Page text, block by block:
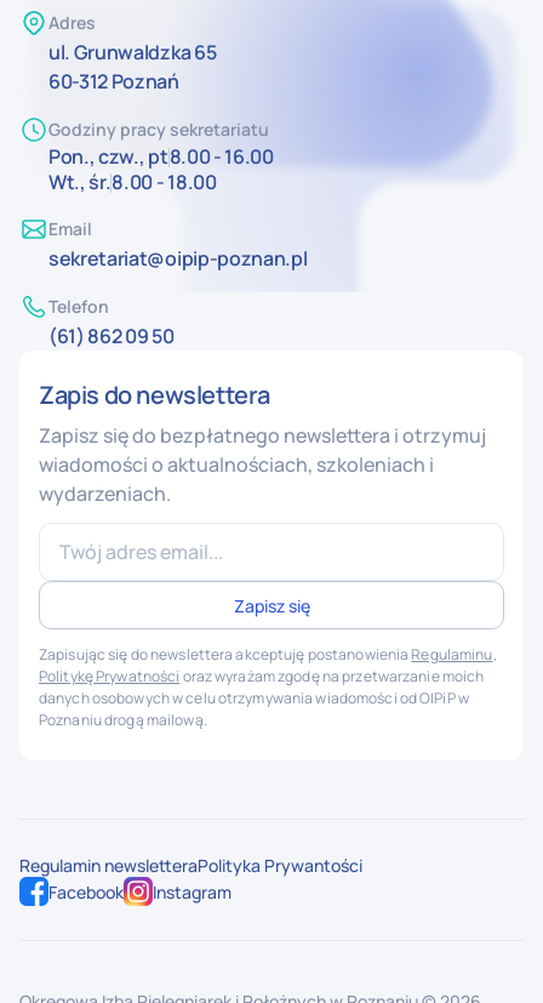
Adres
ul. Grunwaldzka 65
60-312 Poznań
Godziny pracy sekretariatu
Pon., czw., pt8.00 - 16.00
Wt., śr.8.00 - 18.00
Email
sekretariat@oipip-poznan.pl
Telefon
(61) 862 09 50
Zapis do newslettera
Zapisz się do bezpłatnego newslettera i otrzymuj
wiadomości o aktualnościach, szkoleniach i
wydarzeniach.
Zapisując się do newslettera akceptuję postanowienia Regulaminu,
Politykę Prywatności oraz wyrażam zgodę na przetwarzanie moich
danych osobowych w celu otrzymywania wiadomości od OIPiP w
Poznaniu drogą mailową.
Facebook Instagram
Regulamin newsletteraPolityka Prywantości